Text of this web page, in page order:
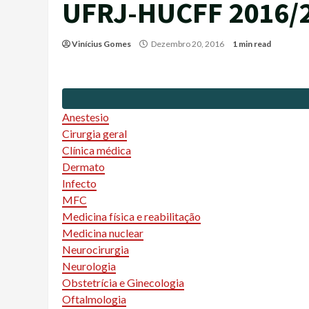
UFRJ-HUCFF
Vinícius Gomes Dezembro 20, 2016 1 min read
Anestesio
Cirurgia geral
Clínica médica
Dermato
Infecto
MFC
Medicina física e reabilitação
Medicina nuclear
Neurocirurgia
Neurologia
Obstetrícia e Ginecologia
Oftalmologia